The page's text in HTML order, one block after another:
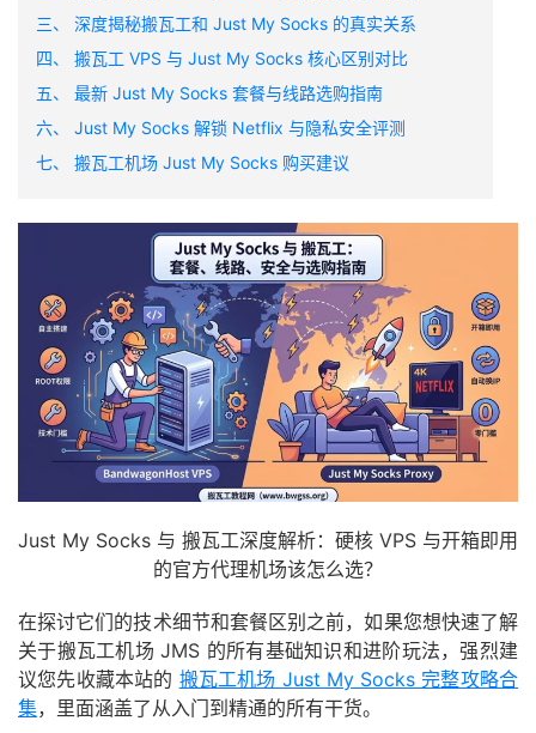
三、 深度揭秘搬瓦工和 Just My Socks 的真实关系
四、 搬瓦工 VPS 与 Just My Socks 核心区别对比
五、 最新 Just My Socks 套餐与线路选购指南
六、 Just My Socks 解锁 Netflix 与隐私安全评测
七、 搬瓦工机场 Just My Socks 购买建议
Just My Socks 与 搬瓦工深度解析：硬核 VPS 与开箱即用
的官方代理机场该怎么选？
在探讨它们的技术细节和套餐区别之前，如果您想快速了解
关于搬瓦工机场 JMS 的所有基础知识和进阶玩法，强烈建
议您先收藏本站的 搬瓦工机场 Just My Socks 完整攻略合
集，里面涵盖了从入门到精通的所有干货。